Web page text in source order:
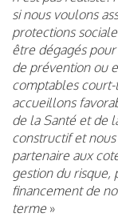
si nous voulons
protections
être dégagés pour
de prévention ou
comptables
accueillons
de la Santé et de
constructif et
partenaire aux
gestion du risque,
financement de
terme »